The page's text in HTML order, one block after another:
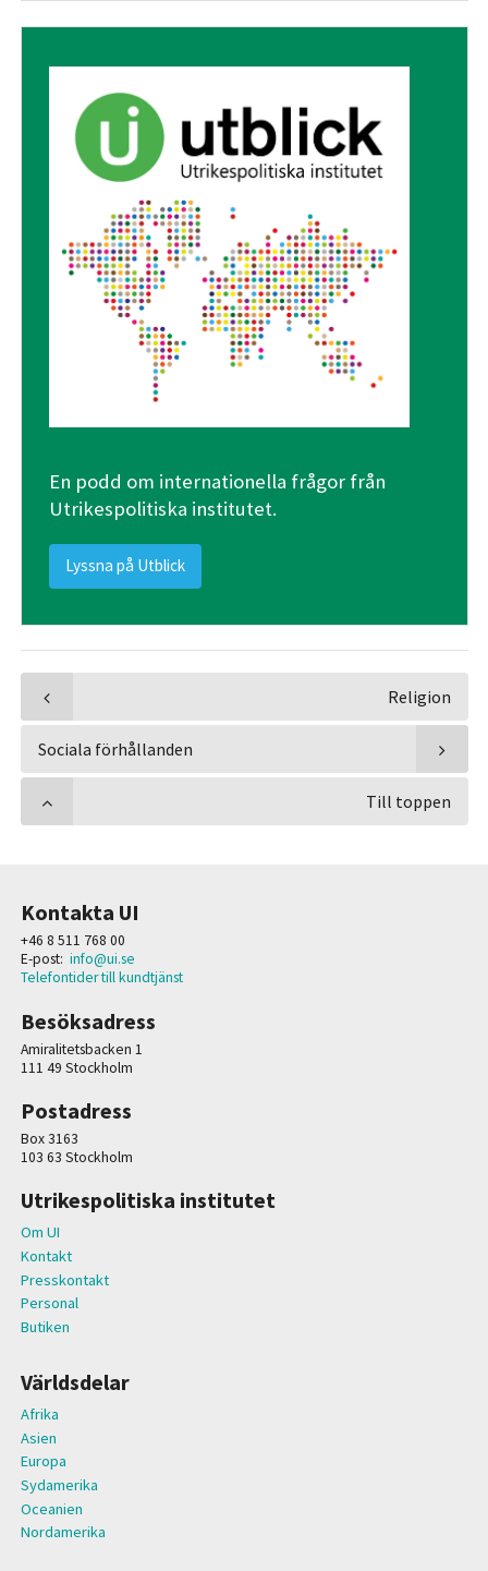
En podd om internationella frågor från
Utrikespolitiska institutet.
Lyssna på Utblick
Religion
Sociala förhållanden
Till toppen
Kontakta UI
+46 8 511 768 00
E-post: info@ui.se
Telefontider till kundtjänst
Besöksadress
Amiralitetsbacken 1
111 49 Stockholm
Postadress
Box 3163
103 63 Stockholm
Utrikespolitiska institutet
Om UI
Kontakt
Presskontakt
Personal
Butiken
Världsdelar
Afrika
Asien
Europa
Sydamerika
Oceanien
Nordamerika